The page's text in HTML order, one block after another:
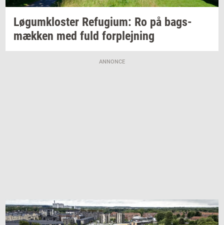
Løgum­klo­ster Re­fu­gi­um: Ro på bags­
mæk­ken med fuld for­plej­ning
ANNONCE